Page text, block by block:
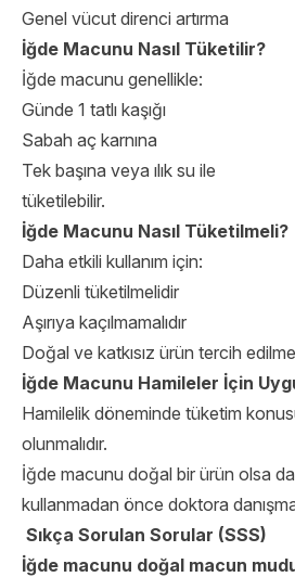
Genel vücut direnci artırma
İğde Macunu Nasıl Tüketilir?
İğde macunu genellikle:
Günde 1 tatlı kaşığı
Sabah aç karnına
Tek başına veya ılık su ile
tüketilebilir.
İğde Macunu Nasıl Tüketilmeli?
Daha etkili kullanım için:
Düzenli tüketilmelidir
Aşırıya kaçılmamalıdır
Doğal ve katkısız ürün tercih
İğde Macunu Hamileler İçin
Hamilelik döneminde tüketim
olunmalıdır.
İğde macunu doğal bir ürün olsa
kullanmadan önce doktora
Sıkça Sorulan Sorular (SSS)
İğde macunu doğal macun